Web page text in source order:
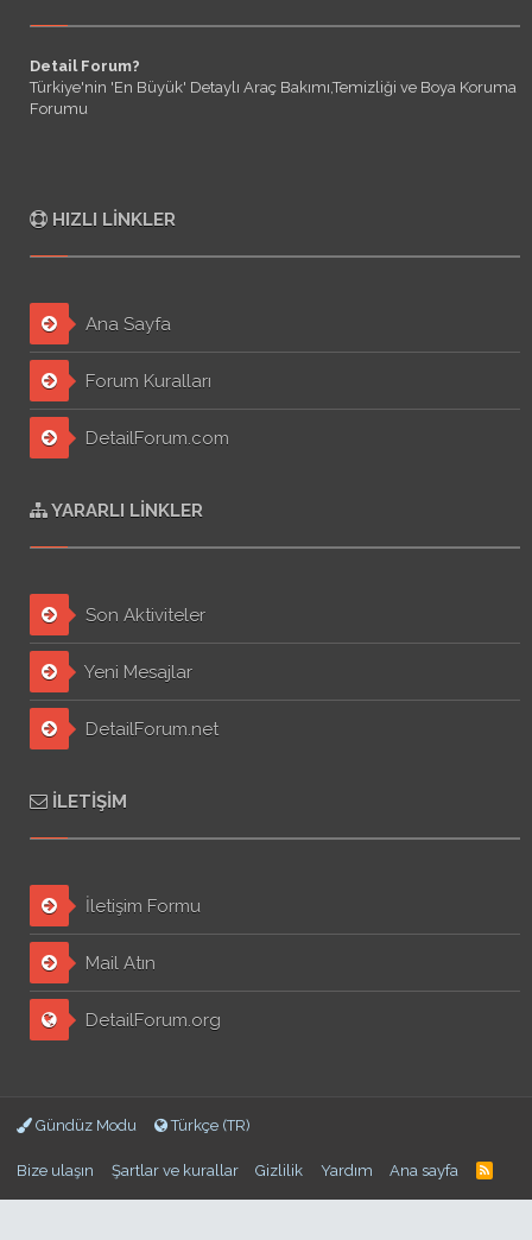
Detail Forum?
Türkiye'nin 'En Büyük' Detaylı Araç Bakımı,Temizliği ve Boya Koruma
Forumu
HIZLI LINKLER
Ana Sayfa
Forum Kuralları
DetailForum.com
YARARLI LINKLER
Son Aktiviteler
Yeni Mesajlar
DetailForum.net
İLETIŞIM
İletişim Formu
Mail Atın
DetailForum.org
Gündüz Modu Türkçe (TR)
Bize ulaşın Şartlar ve kurallar Gizlilik Yardım Ana sayfa